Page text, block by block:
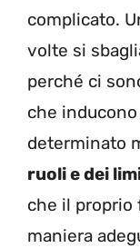
complicato.
volte si
perché ci
che
determinato
ruoli e dei
che il proprio
maniera